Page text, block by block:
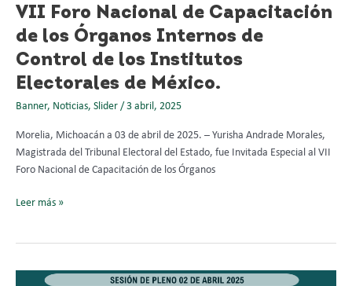
VII Foro Nacional de Capacitación
de los Órganos Internos de
Control de los Institutos
Electorales de México.
Banner, Noticias, Slider / 3 abril, 2025
Morelia, Michoacán a 03 de abril de 2025. – Yurisha Andrade Morales,
Magistrada del Tribunal Electoral del Estado, fue Invitada Especial al VII
Foro Nacional de Capacitación de los Órganos
de
los
Órganos
de
Control
los
Institutos
Electorales
Leer más »
TEEMICH